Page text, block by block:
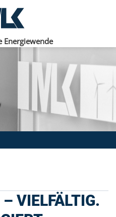
Energiewende
VIELFÄLTIG.